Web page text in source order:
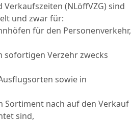
(NLöffVZG) sind
und zwar für:
für den Personenverkehr,
sofortigen Verzehr zwecks
sowie in
Sortiment nach auf den Verkauf
sind,